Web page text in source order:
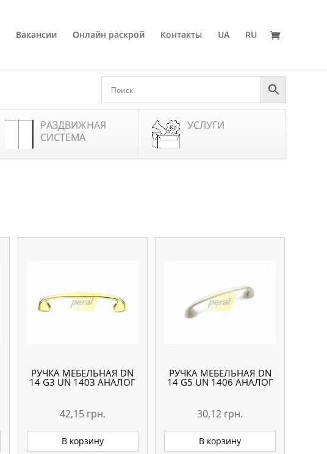
Вакансии Онлайн раскрой Контакты UA RU
РАЗДВИЖНАЯ
СИСТЕМА
УСЛУГИ
РУЧКА МЕБЕЛЬНАЯ DN
14 G3 UN 1403 АНАЛОГ
42,15 грн.
В корзину
РУЧКА МЕБЕЛЬНАЯ DN
14 G5 UN 1406 АНАЛОГ
30,12 грн.
В корзину